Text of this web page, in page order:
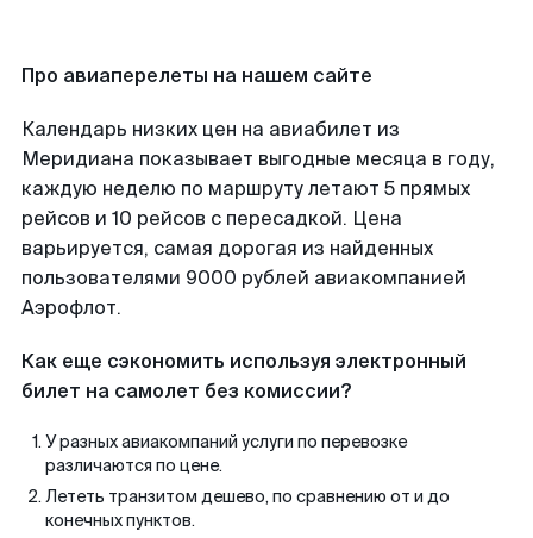
Про авиаперелеты на нашем сайте
Календарь низких цен на авиабилет из
Меридиана показывает выгодные месяца в году,
каждую неделю по маршруту летают 5 прямых
рейсов и 10 рейсов с пересадкой. Цена
варьируется, самая дорогая из найденных
пользователями 9000 рублей авиакомпанией
Аэрофлот.
Как еще сэкономить используя электронный
билет на самолет без комиссии?
У разных авиакомпаний услуги по перевозке
различаются по цене.
Лететь транзитом дешево, по сравнению от и до
конечных пунктов.